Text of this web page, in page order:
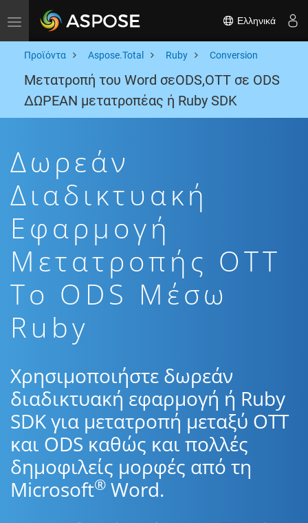
Toggle navigation Ελληνικά
Προϊόντα Aspose.Total Ruby Conversion
Μετατροπή του Word σεODS,OTT σε ODS
ΔΩΡΕΑΝ μετατροπέας ή Ruby SDK
Δωρεάν
Διαδικτυακή
Εφαρμογή
Μετατροπής OTT
To ODS Μέσω
Ruby
Χρησιμοποιήστε δωρεάν
διαδικτυακή εφαρμογή ή Ruby
SDK για μετατροπή μεταξύ OTT
και ODS καθώς και πολλές
δημοφιλείς μορφές από τη
Microsoft® Word.